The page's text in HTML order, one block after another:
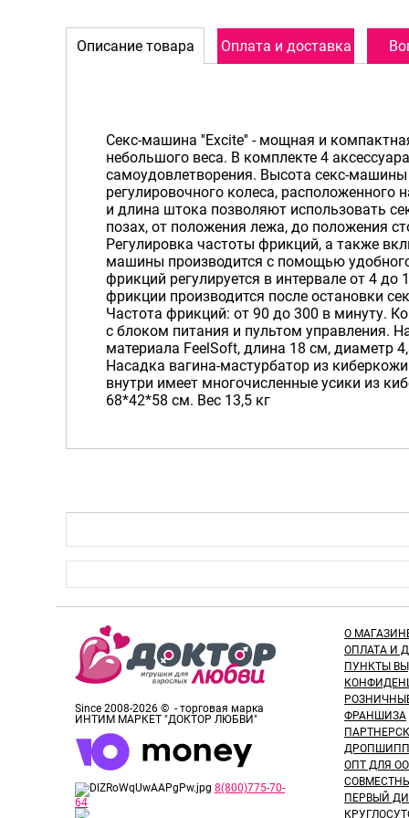
Описание товара Оплата и доставка
Секс-машина ''Excite'' - мощная и
небольшого веса. В комплекте 4
самоудовлетворения. Высота секс-
регулировочного колеса, расположенного
и длина штока позволяют использовать
позах, от положения лежа, до положения
Регулировка частоты фрикций, а также
машины производится с помощью
фрикций регулируется в интервале от 4
фрикции производится после остановки
Частота фрикций: от 90 до 300 в минуту.
с блоком питания и пультом управления.
материала FeelSoft, длина 18 см, диаметр
Насадка вагина-мастурбатор из
внутри имеет многочисленные усики из
68*42*58 см. Вес 13,5 кг
Since 2008-2026 © - торговая марка
ИНТИМ МАРКЕТ "ДОКТОР ЛЮБВИ"
8(800)775-70-
64
О
ОПЛАТА И
ПУНКТЫ
ФРАНШИЗА
ОПТ ДЛЯ
ПЕРВЫЙ